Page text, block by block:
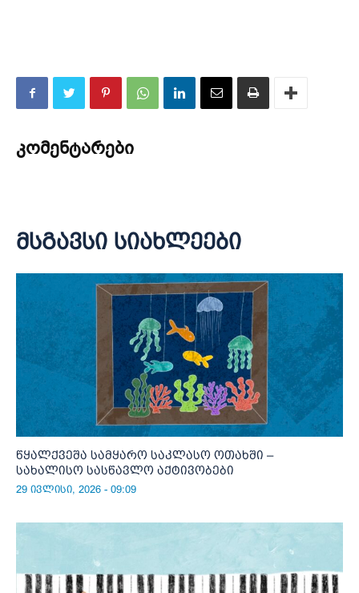
კომენტარები
მსგავსი სიახლეები
წყალქვეშა სამყარო საკლასო ოთახში –
სახალისო სასწავლო აქტივობები
29 ივლისი, 2026 - 09:09